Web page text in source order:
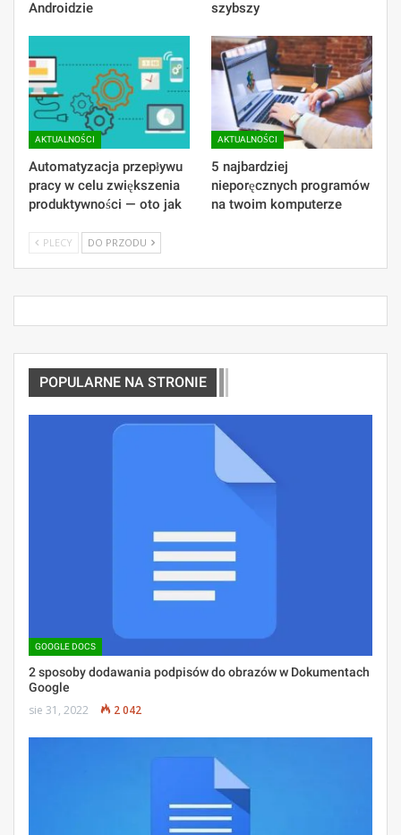
Androidzie szybszy
AKTUALNOŚCI
Automatyzacja przepływu
pracy w celu zwiększenia
produktywności — oto jak
AKTUALNOŚCI
5 najbardziej
nieporęcznych programów
na twoim komputerze
PLECY DO PRZODU
POPULARNE NA STRONIE
GOOGLE DOCS
2 sposoby dodawania podpisów do obrazów w Dokumentach
Google
sie 31, 2022 2 042